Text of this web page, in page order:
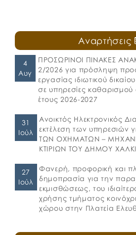
Αναρτήσεις
4
Αυγ
ΠΡΟΣΩΡΙΝΟΙ ΠΙΝΑΚΕΣ
2/2026 για πρόσληψη
εργασίας ιδιωτικού
σε υπηρεσίες
έτους 2026-2027
31
Ιούλ
Ανοικτός Ηλεκτρονικός
εκτέλεση των υπηρεσιών
ΤΩΝ ΟΧΗΜΑΤΩΝ –
ΚΤΙΡΙΩΝ ΤΟΥ ΔΗΜΟΥ
27
Ιούλ
Φανερή, προφορική και
δημοπρασία για την
εκμισθώσεως, του
χρήσης τμήματος
χώρου στην Πλατεία